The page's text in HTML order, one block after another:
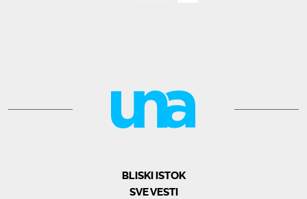
BLISKI ISTOK
SVE VESTI